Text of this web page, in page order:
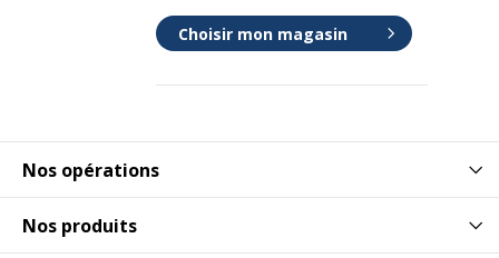
Nos opérations
Nos produits
Choisir mon magasin